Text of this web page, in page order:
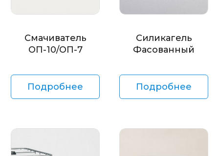
Смачиватель
ОП-10/ОП-7
Подробнее
Силикагель
Фасованный
Подробнее